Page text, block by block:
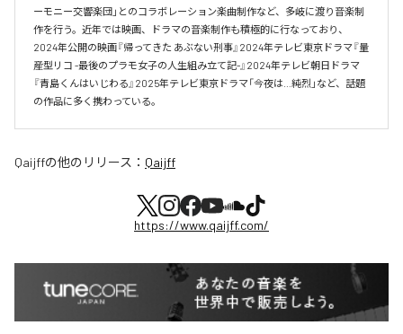
ーモニー交響楽団」とのコラボレーション楽曲制作など、多岐に渡り音楽制
作を行う。近年では映画、ドラマの音楽制作も積極的に行なっており、
2024年公開の映画『帰ってきた あぶない刑事』2024年テレビ東京ドラマ『量
産型リコ -最後のプラモ女子の人生組み立て記-』2024年テレビ朝日ドラマ
『青島くんはいじわる』2025年テレビ東京ドラマ「今夜は…純烈」など、話題
の作品に多く携わっている。
Qaijffの他のリリース： Qaijff
https://www.qaijff.com/